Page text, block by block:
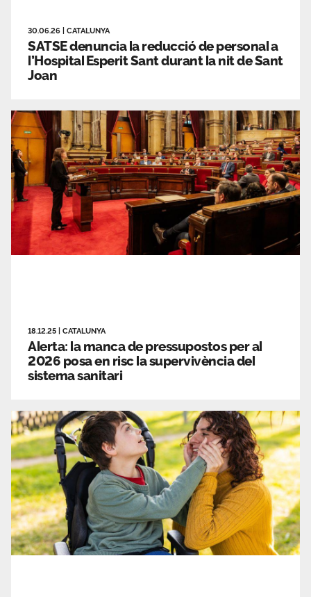
30.06.26 CATALUNYA
SATSE denuncia la reducció de personal a
l’Hospital Esperit Sant durant la nit de Sant
Joan
18.12.25 CATALUNYA
Alerta: la manca de pressupostos per al
2026 posa en risc la supervivència del
sistema sanitari